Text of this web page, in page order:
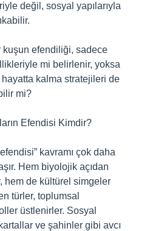
değil, sosyal yapılarıyla
kuşun efendiliği, sadece
mi belirlenir, yoksa
hayatta kalma stratejileri de
mi?
Efendisi Kimdir?
kavramı çok daha
Hem biyolojik açıdan
hem de kültürel simgeler
türler, toplumsal
üstlenirler. Sosyal
ve şahinler gibi avcı